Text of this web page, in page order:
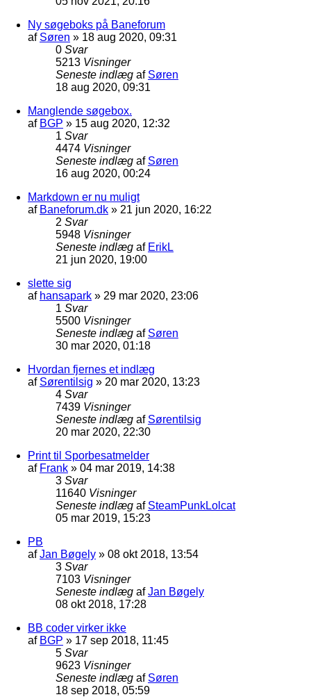
Ny søgeboks på Baneforum
af Søren » 18 aug 2020, 09:31
0 Svar
5213 Visninger
Seneste indlæg af Søren
18 aug 2020, 09:31
Manglende søgebox.
af BGP » 15 aug 2020, 12:32
1 Svar
4474 Visninger
Seneste indlæg af Søren
16 aug 2020, 00:24
Markdown er nu muligt
af Baneforum.dk » 21 jun 2020, 16:22
2 Svar
5948 Visninger
Seneste indlæg af ErikL
21 jun 2020, 19:00
slette sig
af hansapark » 29 mar 2020, 23:06
1 Svar
5500 Visninger
Seneste indlæg af Søren
30 mar 2020, 01:18
Hvordan fjernes et indlæg
af Sørentilsig » 20 mar 2020, 13:23
4 Svar
7439 Visninger
Seneste indlæg af Sørentilsig
20 mar 2020, 22:30
Print til Sporbesatmelder
af Frank » 04 mar 2019, 14:38
3 Svar
11640 Visninger
Seneste indlæg af SteamPunkLolcat
05 mar 2019, 15:23
PB
afJan Bøgely » 08 okt 2018, 13:54
3 Svar
7103 Visninger
Seneste indlæg afJan Bøgely
08 okt 2018, 17:28
BB coder virker ikke
af BGP » 17 sep 2018, 11:45
5 Svar
9623 Visninger
Seneste indlæg af Søren
18 sep 2018, 05:59